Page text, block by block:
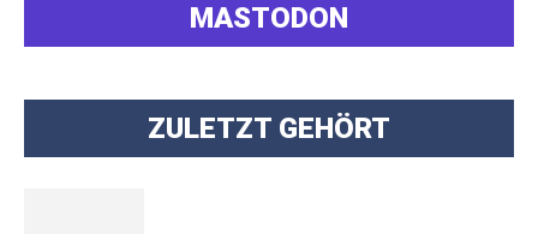
MASTODON
ZULETZT GEHÖRT